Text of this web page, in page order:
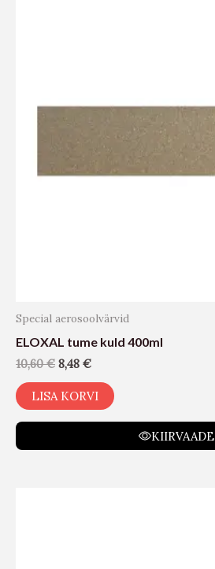
Special aerosoolvärvid
ELOXAL tume kuld 400ml
10,60€ 8,48 €
LISA KORVI
KIIRVAADE